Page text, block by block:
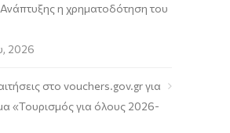
η χρηματοδότηση του
2026
στο vouchers.gov.gr για
«Τουρισμός για όλους 2026-